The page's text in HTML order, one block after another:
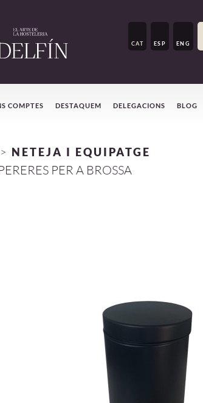
CAT ESP ENG
COMPTES DESTAQUEM DELEGACIONS BLOG
> NETEJA I EQUIPATGE
PER A BROSSA